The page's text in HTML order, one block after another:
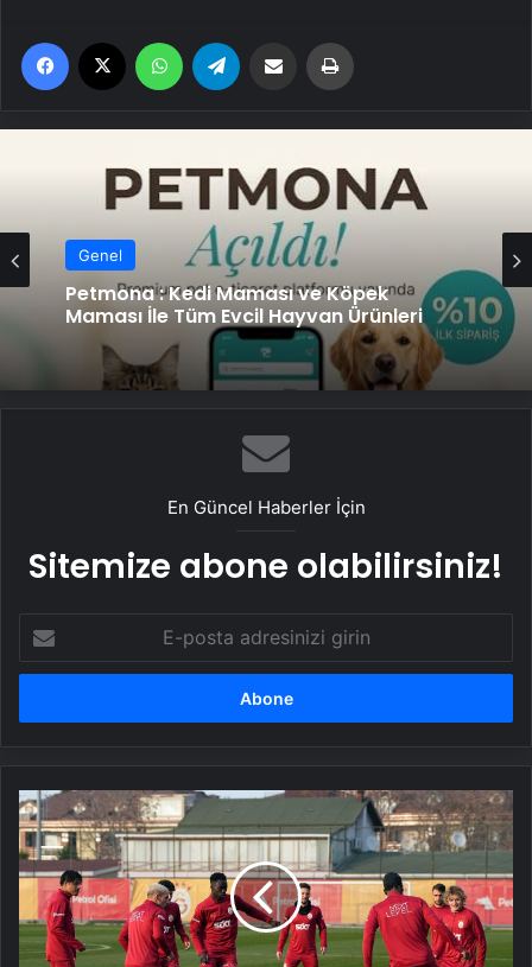
Facebook WhatsApp Email'den paylaş
Genel
Petmona : Kedi Maması ve Köpek
Maması İle Tüm Evcil Hayvan Ürünleri
Genel
Fiber İnternet ile Ev İnterneti Nasıl Doğru
En Güncel Haberler İçin
Sitemize abone olabilirsiniz!
posta
adresinizi
Galatasaray,
Ajax
maçının
hazırlıklarını
sürdürdü